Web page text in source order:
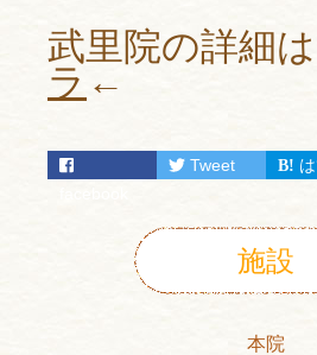
武里院の詳細
ラ ←
Tweet
施設
本院